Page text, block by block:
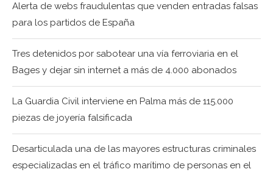
Alerta de webs fraudulentas que venden entradas falsas
para los partidos de España
Tres detenidos por sabotear una vía ferroviaria en el
Bages y dejar sin internet a más de 4.000 abonados
La Guardia Civil interviene en Palma más de 115.000
piezas de joyería falsificada
Desarticulada una de las mayores estructuras criminales
especializadas en el tráfico marítimo de personas en el